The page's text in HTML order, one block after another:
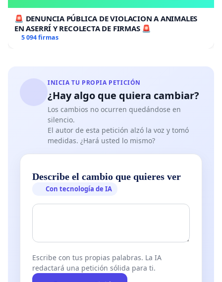
🚨 DENUNCIA PÚBLICA DE VIOLACION A ANIMALES
EN ASERRÍ Y RECOLECTA DE FIRMAS 🚨
5 094 firmas
INICIA TU PROPIA PETICIÓN
¿Hay algo que quiera cambiar?
Los cambios no ocurren quedándose en
silencio.
El autor de esta petición alzó la voz y tomó
medidas. ¿Hará usted lo mismo?
Describe el cambio que quieres ver
Con tecnología de IA
Escribe con tus propias palabras. La IA
redactará una petición sólida para ti.